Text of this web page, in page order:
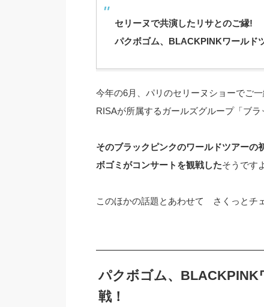
セリーヌで共演したリサとのご縁!
パクボゴム、BLACKPINKワールド
今年の6月、パリのセリーヌショーでご
RISAが所属するガールズグループ「ブラ
そのブラックピンクのワールドツアー
ボゴミがコンサートを観戦したそうです
このほかの話題とあわせて さくっとチ
パクボゴム、BLACKPINK
戦！